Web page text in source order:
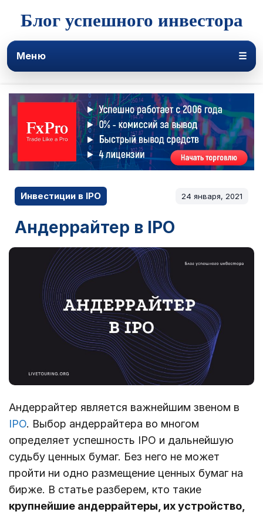
Блог успешного инвестора
Меню ☰
Инвестиции в IPO 24 января, 2021
Андеррайтер в IPO
Андеррайтер является важнейшим звеном в
IPO. Выбор андеррайтера во многом
определяет успешность IPO и дальнейшую
судьбу ценных бумаг. Без него не может
пройти ни одно размещение ценных бумаг на
бирже. В статье разберем, кто такие
крупнейшие андеррайтеры, их устройство,